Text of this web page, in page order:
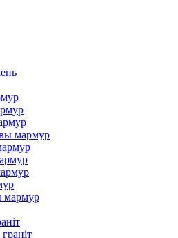
мармур